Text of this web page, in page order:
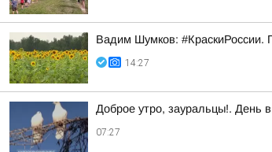
Вадим Шумков: #КраскиРоссии.
14:27
Доброе утро, зауральцы!. День
07:27